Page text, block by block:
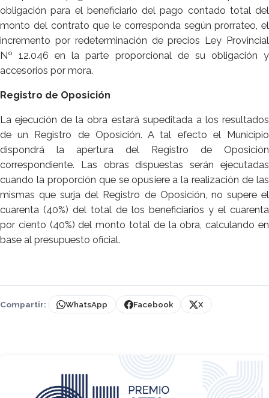
obligación para el beneficiario del pago contado total del
monto del contrato que le corresponda según prorrateo, el
incremento por redeterminación de precios Ley Provincial
Nº 12.046 en la parte proporcional de su obligación y
accesorios por mora.
Registro de Oposición
La ejecución de la obra estará supeditada a los resultados
de un Registro de Oposición. A tal efecto el Municipio
dispondrá la apertura del Registro de Oposición
correspondiente. Las obras dispuestas serán ejecutadas
cuando la proporción que se opusiere a la realización de las
mismas que surja del Registro de Oposición, no supere el
cuarenta (40%) del total de los beneficiarios y el cuarenta
por ciento (40%) del monto total de la obra, calculando en
base al presupuesto oficial.
Compartir: WhatsApp Facebook X